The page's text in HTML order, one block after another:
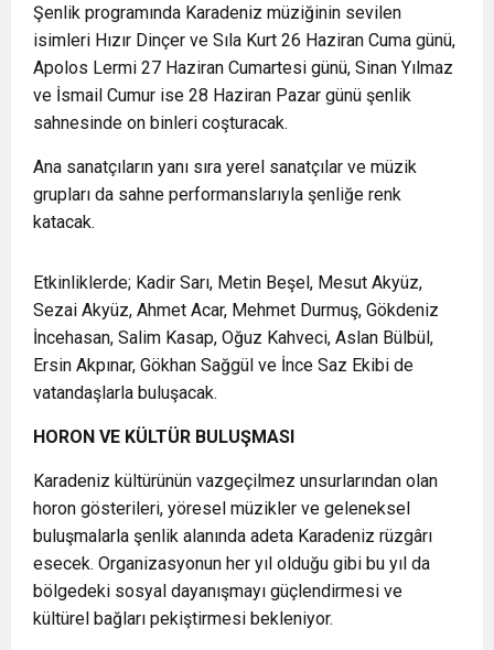
Şenlik programında Karadeniz müziğinin sevilen
isimleri Hızır Dinçer ve Sıla Kurt 26 Haziran Cuma günü,
Apolos Lermi 27 Haziran Cumartesi günü, Sinan Yılmaz
ve İsmail Cumur ise 28 Haziran Pazar günü şenlik
sahnesinde on binleri coşturacak.
Ana sanatçıların yanı sıra yerel sanatçılar ve müzik
grupları da sahne performanslarıyla şenliğe renk
katacak.
Etkinliklerde; Kadir Sarı, Metin Beşel, Mesut Akyüz,
Sezai Akyüz, Ahmet Acar, Mehmet Durmuş, Gökdeniz
İncehasan, Salim Kasap, Oğuz Kahveci, Aslan Bülbül,
Ersin Akpınar, Gökhan Sağgül ve İnce Saz Ekibi de
vatandaşlarla buluşacak.
HORON VE KÜLTÜR BULUŞMASI
Karadeniz kültürünün vazgeçilmez unsurlarından olan
horon gösterileri, yöresel müzikler ve geleneksel
buluşmalarla şenlik alanında adeta Karadeniz rüzgârı
esecek. Organizasyonun her yıl olduğu gibi bu yıl da
bölgedeki sosyal dayanışmayı güçlendirmesi ve
kültürel bağları pekiştirmesi bekleniyor.